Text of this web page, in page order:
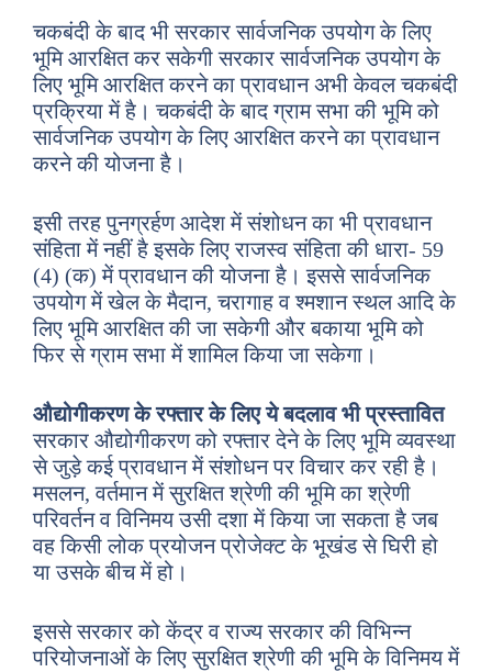
चकबंदी के बाद भी सरकार सार्वजनिक उपयोग के लिए
भूमि आरक्षित कर सकेगी सरकार सार्वजनिक उपयोग के
लिए भूमि आरक्षित करने का प्रावधान अभी केवल चकबंदी
प्रक्रिया में है। चकबंदी के बाद ग्राम सभा की भूमि को
सार्वजनिक उपयोग के लिए आरक्षित करने का प्रावधान
करने की योजना है।
इसी तरह पुनग्रर्हण आदेश में संशोधन का भी प्रावधान
संहिता में नहीं है इसके लिए राजस्व संहिता की धारा- 59
(4) (क) में प्रावधान की योजना है। इससे सार्वजनिक
उपयोग में खेल के मैदान, चरागाह व श्मशान स्थल आदि के
लिए भूमि आरक्षित की जा सकेगी और बकाया भूमि को
फिर से ग्राम सभा में शामिल किया जा सकेगा।
औद्योगीकरण के रफ्तार के लिए ये बदलाव भी प्रस्तावित
सरकार औद्योगीकरण को रफ्तार देने के लिए भूमि व्यवस्था
से जुड़े कई प्रावधान में संशोधन पर विचार कर रही है।
मसलन, वर्तमान में सुरक्षित श्रेणी की भूमि का श्रेणी
परिवर्तन व विनिमय उसी दशा में किया जा सकता है जब
वह किसी लोक प्रयोजन प्रोजेक्ट के भूखंड से घिरी हो
या उसके बीच में हो।
इससे सरकार को केंद्र व राज्य सरकार की विभिन्न
परियोजनाओं के लिए सुरक्षित श्रेणी की भूमि के विनिमय में